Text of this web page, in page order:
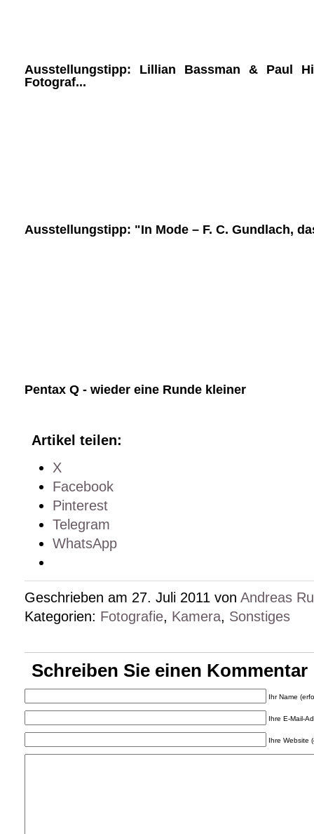
Ausstellungstipp: Lillian Bassman & Paul
Fotograf...
Ausstellungstipp: "In Mode – F. C. Gundlach,
Pentax Q - wieder eine Runde kleiner
Artikel teilen:
X
Facebook
Pinterest
Telegram
WhatsApp
Geschrieben am 27. Juli 2011 von Andreas
Kategorien: Fotografie, Kamera, Sonstiges
Schreiben Sie einen Kommentar
Ihr Name
Ihre E-Mail-
Ihre Website